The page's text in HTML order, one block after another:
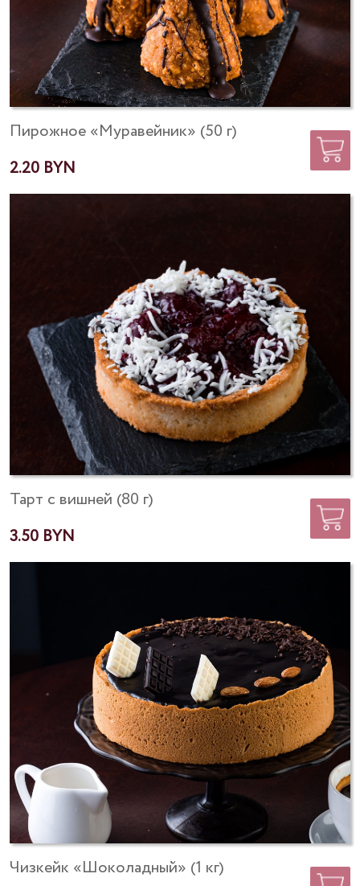
Пирожное «Муравейник» (50 г)
2.20
Тарт с вишней (80 г)
3.50
Чизкейк «Шоколадный» (1 кг)